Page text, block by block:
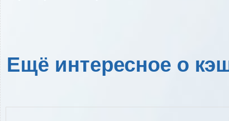
Ещё интересное о